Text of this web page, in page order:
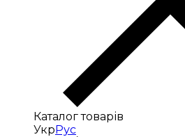
Каталог товарів
УкрРус